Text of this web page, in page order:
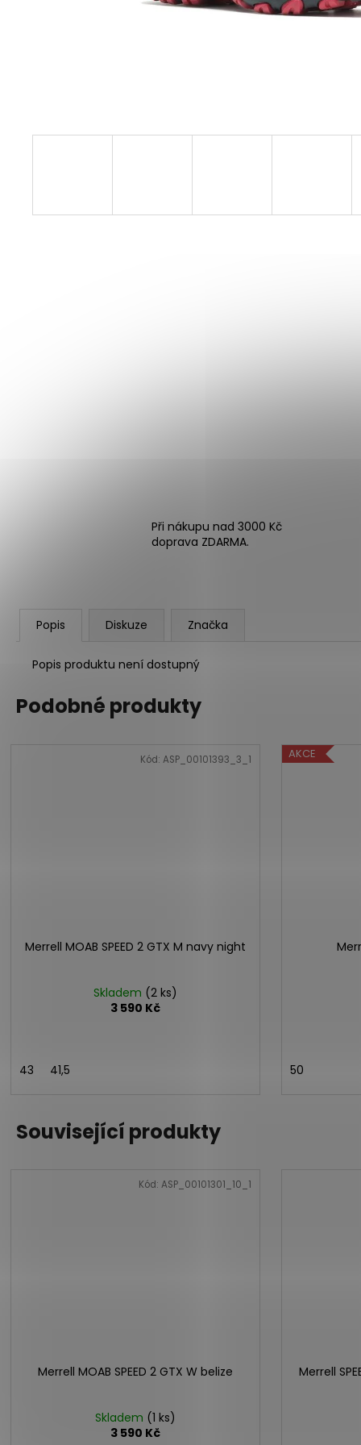
Při nákupu nad 3000 Kč
doprava ZDARMA.
Popis Diskuze Značka
Popis produktu není dostupný
Podobné produkty
Merrell MOAB SPEED 2 GTX M navy night
Skladem (2 ks)
3 590 Kč
43 41,5
Kód: ASP_00101393_3_1 AKCE
50
Související produkty
Merrell MOAB SPEED 2 GTX W belize
Skladem (1 ks)
3 590 Kč
Kód: ASP_00101301_10_1
Merrell
BOTY CRAFT ENDURANCE 3 - BÍLÁ